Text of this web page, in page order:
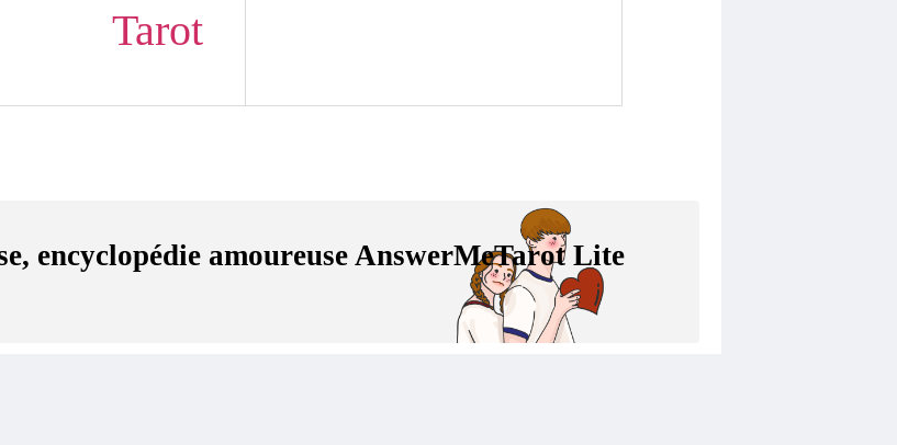
Tarot
encyclopédie amoureuse AnswerMeTarot Lite